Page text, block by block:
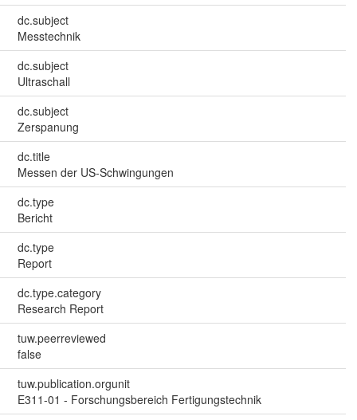
dc.subject
Messtechnik
dc.subject
Ultraschall
dc.subject
Zerspanung
dc.title
Messen der US-Schwingungen
dc.type
Bericht
dc.type
Report
dc.type.category
Research Report
tuw.peerreviewed
false
tuw.publication.orgunit
E311-01 - Forschungsbereich Fertigungstechnik